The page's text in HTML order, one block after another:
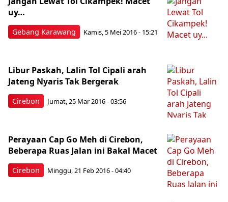
Gebang Karawang
uy…
Kamis, 5 Mei 2016 - 15:21
Cirebon
Libur Paskah, Lalin Tol Cipali arah
Jateng Nyaris Tak Bergerak
Jumat, 25 Mar 2016 - 03:56
Cirebon
Perayaan Cap Go Meh di Cirebon,
Beberapa Ruas Jalan ini Bakal Macet
Minggu, 21 Feb 2016 - 04:40